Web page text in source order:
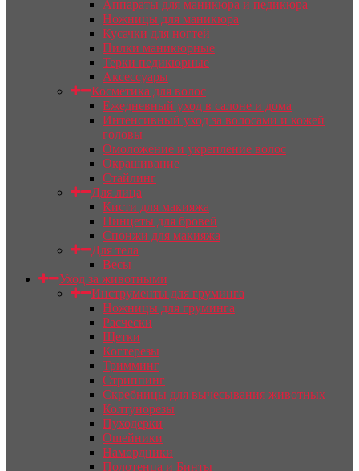
Аппараты для маникюра и педикюра
Ножницы для маникюра
Кусачки для ногтей
Пилки маникюрные
Терки педикюрные
Аксессуары
Косметика для волос
Ежедневный уход в салоне и дома
Интенсивный уход за волосами и кожей
головы
Омоложение и укрепление волос
Окрашивание
Стайлинг
Для лица
Кисти для макияжа
Пинцеты для бровей
Спонжи для макияжа
Для тела
Весы
Уход за животными
Инструменты для груминга
Ножницы для груминга
Расчески
Щетки
Когтерезы
Тримминг
Стриппинг
Скребницы для вычесывания животных
Колтунорезы
Пуходерки
Ошейники
Намордники
Полотенца и Бинты